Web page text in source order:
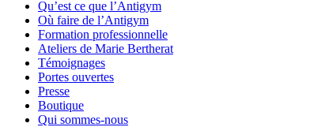
Qu’est ce que l’Antigym
Où faire de l’Antigym
Formation professionnelle
Ateliers de Marie Bertherat
Témoignages
Portes ouvertes
Presse
Boutique
Qui sommes-nous